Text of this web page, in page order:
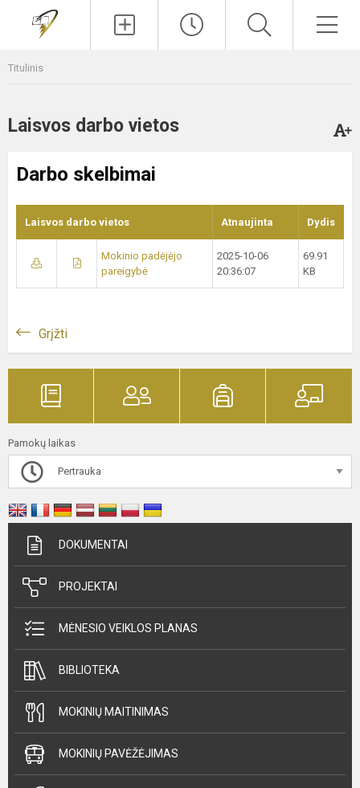
Titulinis
Laisvos darbo vietos
Darbo skelbimai
Laisvos darbo vietos Atnaujinta Dydis
Mokinio padėjėjo
pareigybė
2025-10-06
20:36:07
69.91
KB
Grįžti
Pamokų laikas
Pertrauka
DOKUMENTAI
PROJEKTAI
MĖNESIO VEIKLOS PLANAS
BIBLIOTEKA
MOKINIŲ MAITINIMAS
MOKINIŲ PAVĖŽĖJIMAS